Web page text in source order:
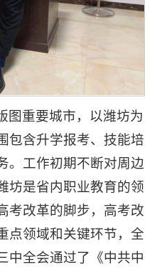
图重要城市，以潍坊为
包含升学报考、技能培
。工作初期不断对周边
坊是省内职业教育的领
考改革的脚步，高考改
点领域和关键环节，全
中全会通过了《中共中